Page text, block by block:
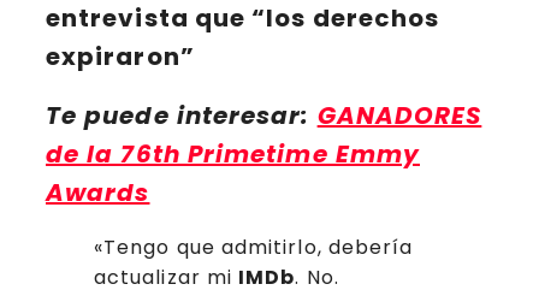
entrevista que “los derechos
expiraron”
Te puede interesar: GANADORES
de la 76th Primetime Emmy
Awards
«Tengo que admitirlo, debería
actualizar mi IMDb. No.